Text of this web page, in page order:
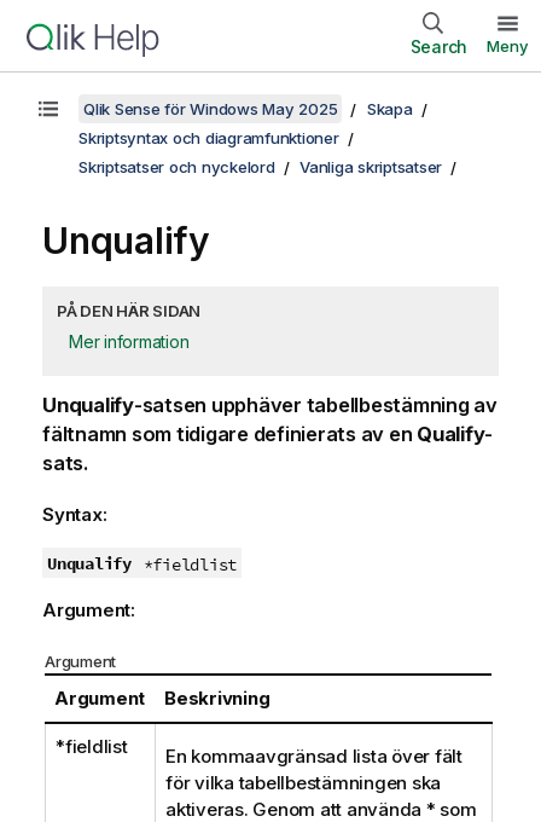
Search Meny
Qlik Sense för Windows May 2025
Skapa
Skriptsyntax och diagramfunktioner
Skriptsatser och nyckelord
Vanliga skriptsatser
Unqualify
PÅ DEN HÄR SIDAN
Mer information
Unqualify-satsen upphäver tabellbestämning av
fältnamn som tidigare definierats av en Qualify-
sats.
Syntax:
Unqualify *fieldlist
Argument:
Argument
Argument Beskrivning
*fieldlist
En kommaavgränsad lista över fält
för vilka tabellbestämningen ska
aktiveras. Genom att använda * som